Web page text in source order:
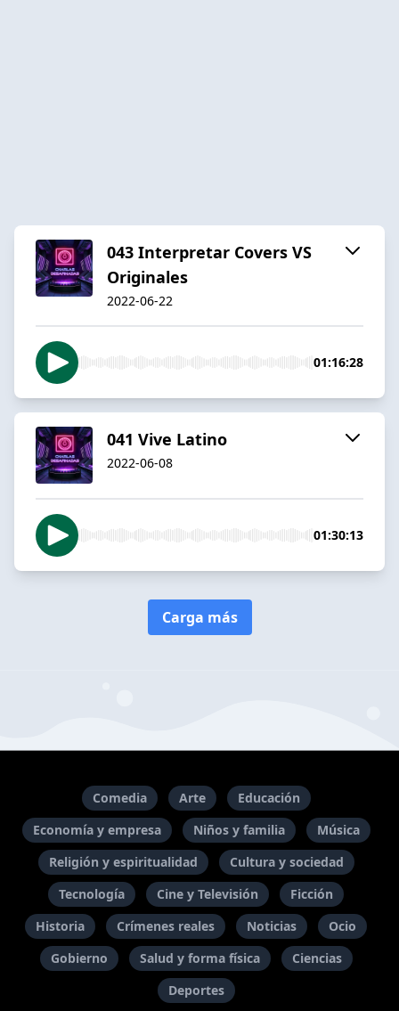
043 Interpretar Covers VS
Originales
2022-06-22
01:16:28
041 Vive Latino
2022-06-08
01:30:13
Carga más
Comedia Arte
Educación
Economía y empresa
Niños y familia
Música
Religión y espiritualidad
Cultura y sociedad
Tecnología
Cine y Televisión
Ficción
Historia
Crímenes reales Noticias
Ocio
Gobierno
Salud y forma física
Ciencias
Deportes